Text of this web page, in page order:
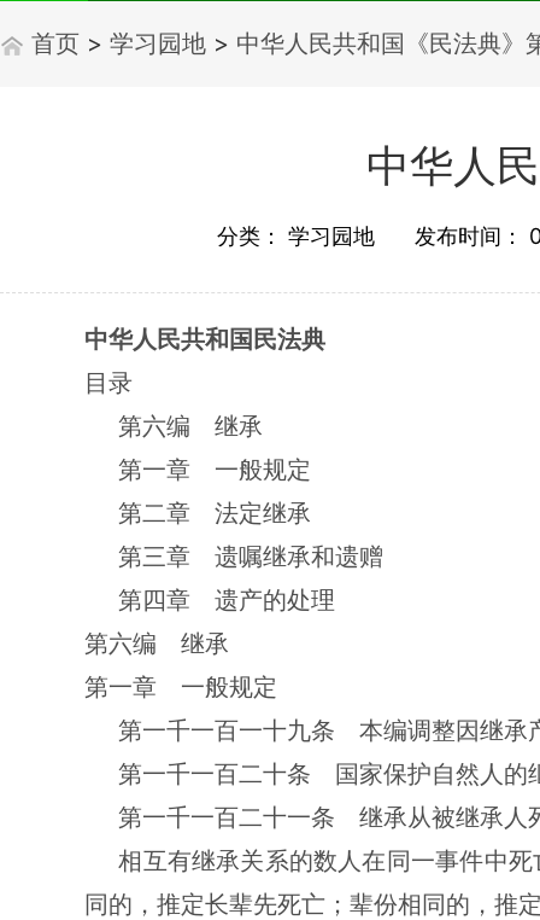
首页 > 学习园地 > 中华人民共和国《民法典》
中华人
分类： 学习园地 发布时间：
中华人民共和国民法典
目录
第六编 继承
第一章 一般规定
第二章 法定继承
第三章 遗嘱继承和遗赠
第四章 遗产的处理
第六编 继承
第一章 一般规定
第一千一百一十九条 本编调整因继承
第一千一百二十条 国家保护自然人的
第一千一百二十一条 继承从被继承人
相互有继承关系的数人在同一事件中
同的，推定长辈先死亡；辈份相同的，推